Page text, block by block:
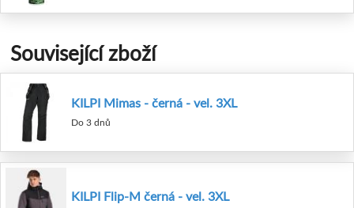
Související zboží
KILPI Mimas - černá - vel. 3XL
Do 3 dnů
KILPI Flip-M černá - vel. 3XL